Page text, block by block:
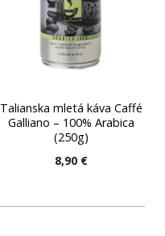
Talianska mletá káva Caffé
Galliano – 100% Arabica
(250g)
8,90 €